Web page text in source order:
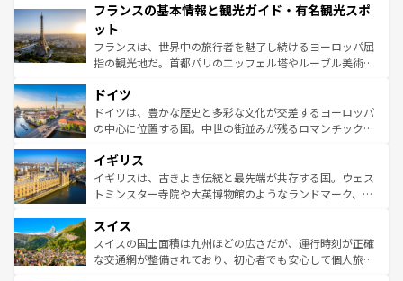
ませてくれるイタリアで、忘れられない旅をしてみよう！
なお、新着のイタリア情報は
しい。
文化が根付くこの国では、情熱的なフラメンコ、熱気あふ
れる闘牛、そして美味しいタパスが生活の一部となってい
る。首都マドリードの洗練された雰囲気や、バルセロナの
アートに溢れた街角から、地方では古代ローマ遺跡や中世
せる。地方によって風土や気候が異なるスペインはその個
性で訪れる人を魅了する。 なお、新着のスペイン情報は コ
ンテンツ一覧を参照してほしい。
フランスの基本情報と観光ガイド・有名観光スポ
ット
フランスは、世界中の旅行者を魅了し続けるヨーロッパ屈
指の観光地だ。首都パリのエッフェル塔やルーブル美術館
で、幅広い魅力が詰まっている。華麗な宮殿、歴史的な大
聖堂、美しいビーチ、そして豊かな自然が、訪れる者を心
から魅了する。また、フランスは美食の国としても知ら
いる。シャンパンの発祥地であるランス、プロヴァンスの
香り高いラベンダー畑など、多彩な楽しみ方が可能だ。さ
らに、パリ以外の地域にも魅力が溢れており、どの街角に
れる地方に足を運ぶとそれぞれで全く異なる文化を体験で
きるだろう。 なお、新着のフランス情報はコンテンツ一覧
を参照してほしい。
ドイツ
ドイツは、豊かな歴史と多彩な文化が交差するヨーロッパ
の中心に位置する国。中世の街並みが残るロマンチック街
顔を持つこの国は、どこを歩いても飽きることがない。ベ
ルリンの文化的活気、バイエルン州のアルプスの絶景、そ
してライン川沿いのワイン畑といった風景は必見。ビール
は、お酒好きな人にはぜひ体験してほしい。 なお、新着の
ドイツ情報はコンテンツ一覧を参照してほしい。
イギリス
イギリスは、古きよき伝統と最先端が共存する国。ウェス
トミンスター寺院や大英博物館のようなランドマーク、歴
リアごとに異なる魅力がある。また、優雅なアフタヌーン
ティー、ビール好きにはたまらない英国パブ、サッカー観
戦など、本場だからこそできる体験も豊富。イギリスを旅
スイス
スイスの国土面積は九州ほどの広さだが、運行時刻が正確
な交通網が整備されており、初心者でも安心して個人旅行